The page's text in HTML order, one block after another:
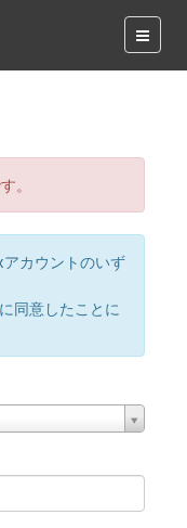
。
カウントのいず
に同意したことに